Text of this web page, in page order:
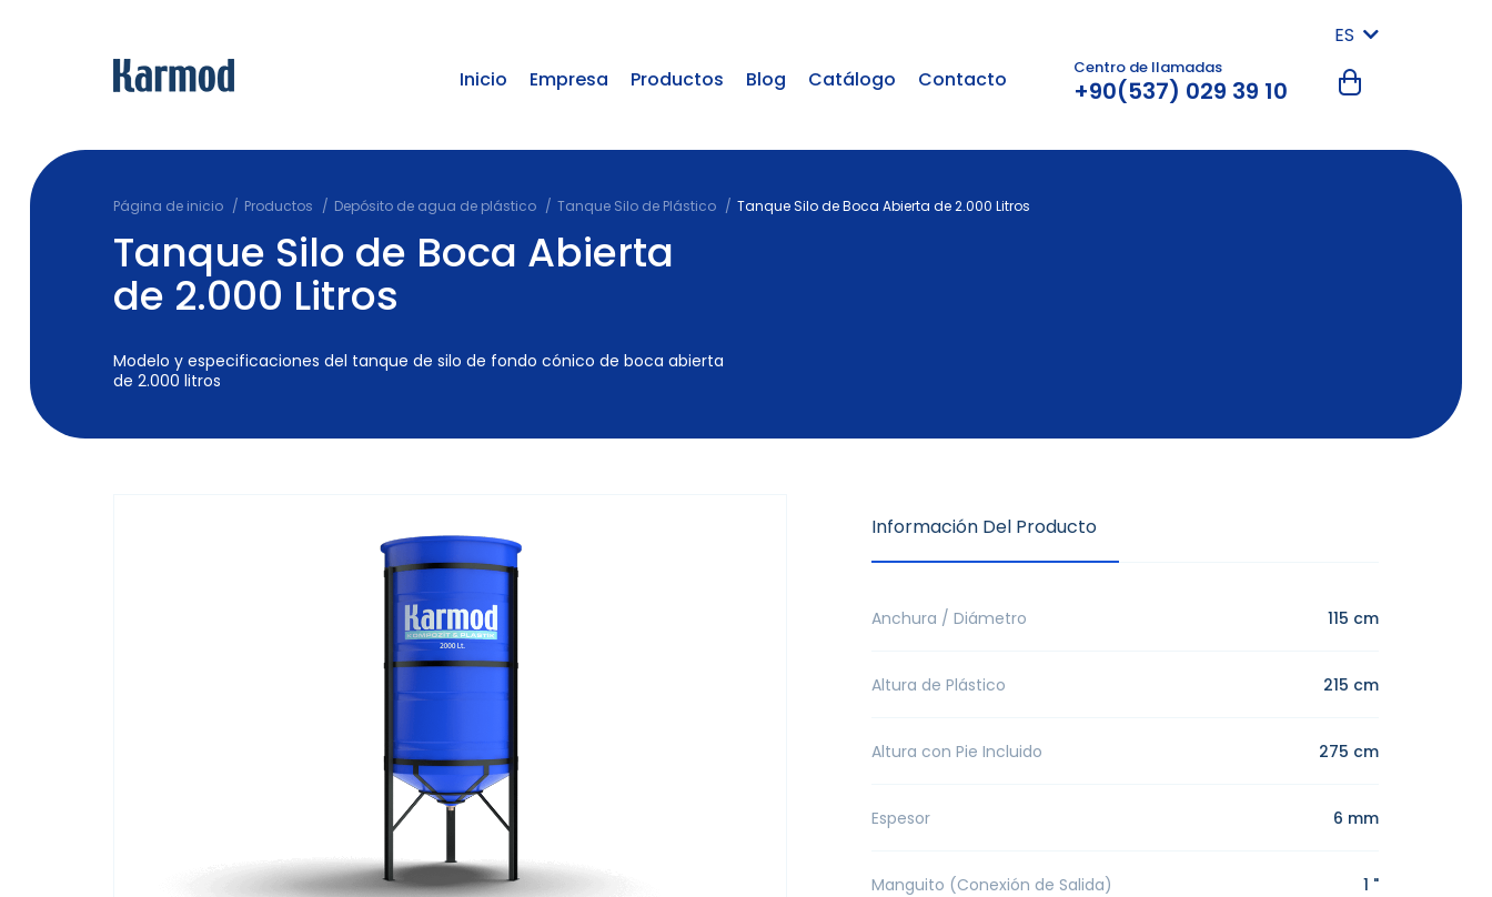
ES
Inicio
Empresa Productos Blog Catálogo Contacto Centro de llamadas
+90(537) 029 39 10
Página de inicio Productos Depósito de agua de plástico Tanque Silo de Plástico Tanque Silo de Boca Abierta de 2.000 Litros
Tanque Silo de Boca Abierta
de 2.000 Litros
Modelo y especificaciones del tanque de silo de fondo cónico de boca abierta
de 2.000 litros
Información Del Producto
Anchura / Diámetro 115 cm
Altura de Plástico 215 cm
Altura con Pie Incluido 275 cm
Espesor 6 mm
Manguito (Conexión de Salida) 1 "